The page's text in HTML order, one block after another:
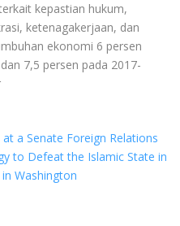
kepastian hukum,
ketenagakerjaan, dan
ekonomi 6 persen
7,5 persen pada 2017-